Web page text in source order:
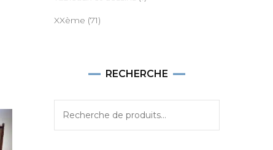
XXème (71)
RECHERCHE